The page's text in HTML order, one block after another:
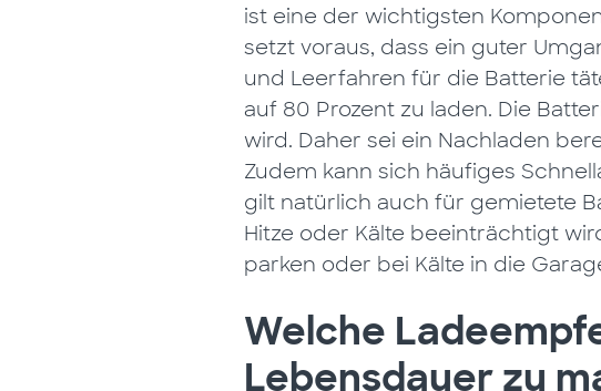
ist eine der wichtigsten
setzt voraus, dass ein guter
und Leerfahren für die Batterie
auf 80 Prozent zu laden. Die
wird. Daher sei ein Nachladen
Zudem kann sich häufiges
gilt natürlich auch für gemietete
Hitze oder Kälte beeinträchtigt
parken oder bei Kälte in die
Welche
Lebensdauer zu